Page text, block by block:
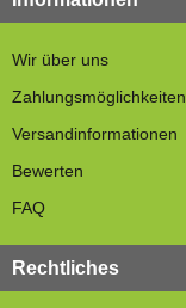
Wir über uns
Zahlungsmöglichkeiten
Versandinformationen
Bewerten
FAQ
Rechtliches